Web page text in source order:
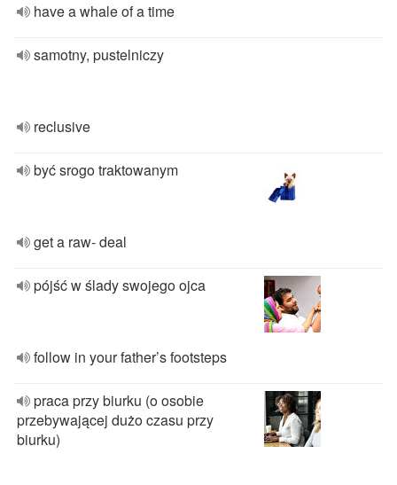
have a whale of a time
samotny, pustelniczy
reclusive
być srogo traktowanym
get a raw- deal
pójść w ślady swojego ojca
follow in your father’s footsteps
praca przy biurku (o osobie
przebywającej dużo czasu przy
biurku)